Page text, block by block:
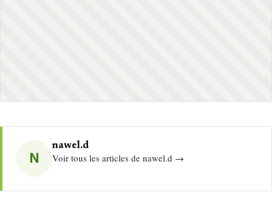
N
nawel.d
Voir tous les articles de nawel.d →